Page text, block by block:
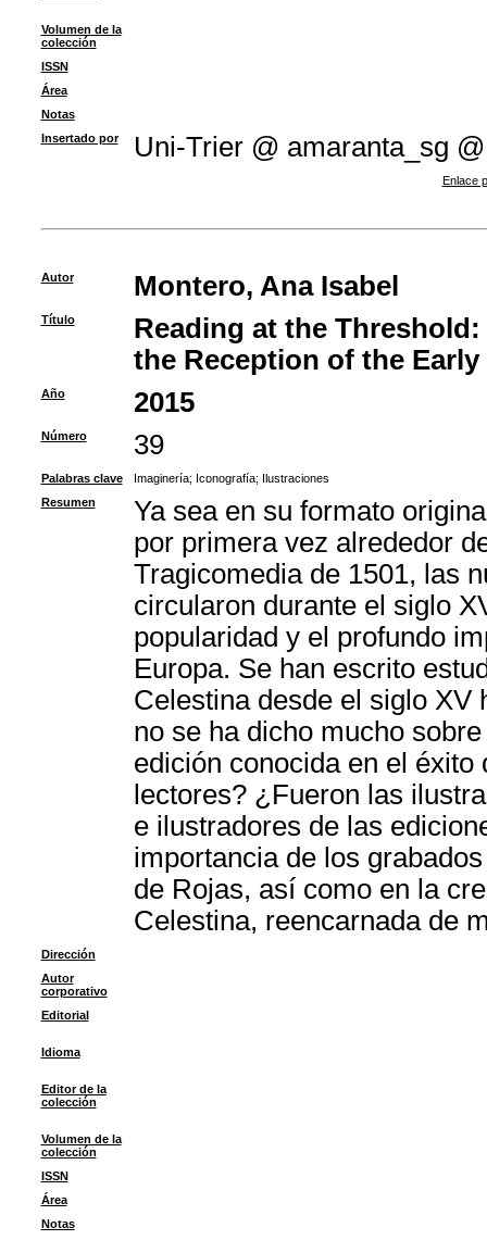
Volumen de la
colección
ISSN
Área
Notas
Insertado por
Uni-Trier @ amaranta_sg @
Enlace
Autor Montero, Ana Isabel
Título
Reading at the
the Reception of the
Año 2015
Número 39
Palabras clave Imaginería; Iconografía; Ilustraciones
Resumen
Ya sea en su formato
por primera vez alrededor
Tragicomedia de 1501, las
circularon durante el siglo
popularidad y el profundo
Europa. Se han escrito
Celestina desde el siglo XV
no se ha dicho mucho
edición conocida en el
lectores? ¿Fueron las
e ilustradores de las
importancia de los
de Rojas, así como en la
Celestina, reencarnada de
Dirección
Autor
corporativo
Editorial
Idioma
Editor de la
colección
Volumen de la
colección
ISSN
Área
Notas